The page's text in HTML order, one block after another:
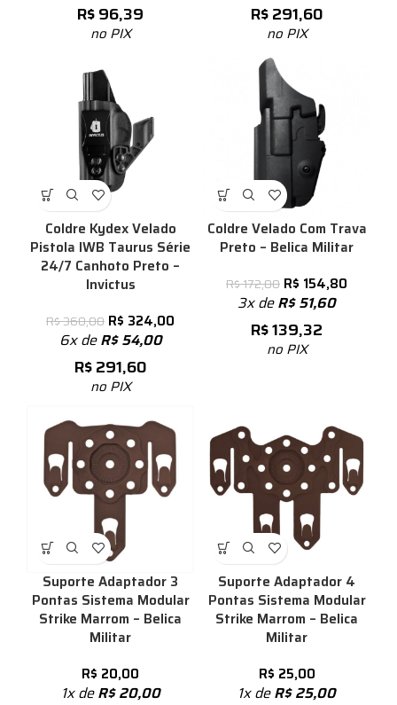
R$96,39
no PIX
R$291,60
no PIX
Coldre Kydex Velado
Pistola IWB Taurus Série
24/7 Canhoto Preto –
Invictus
R$360,00 R$ 324,00
6x deR$54,00
R$291,60
no PIX
Coldre Velado Com Trava
Preto – Belica Militar
R$172,00 R$ 154,80
3x deR$51,60
R$139,32
no PIX
Suporte Adaptador 3
Pontas Sistema Modular
Strike Marrom – Belica
Militar
R$ 20,00
1x deR$20,00
Suporte Adaptador 4
Pontas Sistema Modular
Strike Marrom – Belica
Militar
R$ 25,00
1x deR$25,00